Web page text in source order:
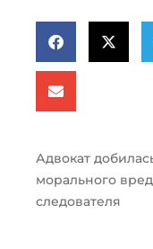
Адвокат
морального
следователя